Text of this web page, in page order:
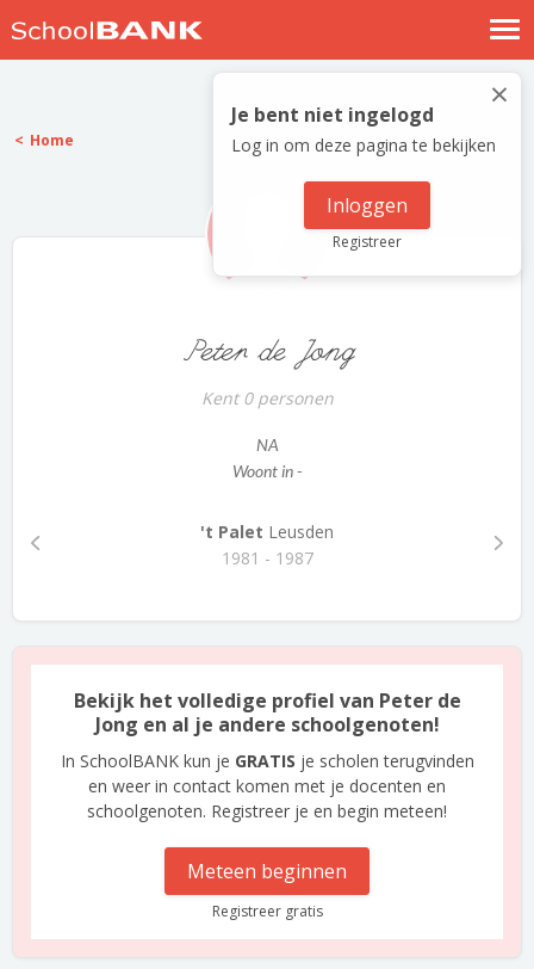
Nostalgische verhalen
Log in
Meld je gratis aan
×
Je bent niet ingelogd
Log in om deze pagina te bekijken
Inloggen
Registreer
Home
Peter de Jong
Kent 0 personen
NA
Woont in -
't Palet Leusden
1981 - 1987
Bekijk het volledige profiel van Peter de
Jong en al je andere schoolgenoten!
In SchoolBANK kun je GRATIS je scholen terugvinden
en weer in contact komen met je docenten en
schoolgenoten. Registreer je en begin meteen!
Meteen beginnen
Registreer gratis